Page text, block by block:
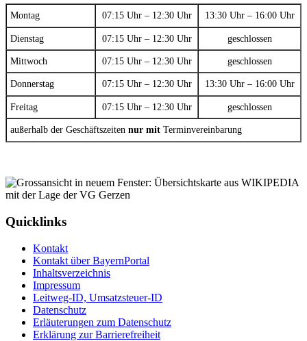
Montag 07:15 Uhr – 12:30 Uhr 13:30 Uhr – 16:00 Uhr
Dienstag 07:15 Uhr – 12:30 Uhr geschlossen
Mittwoch 07:15 Uhr – 12:30 Uhr geschlossen
Donnerstag 07:15 Uhr – 12:30 Uhr 13:30 Uhr – 16:00 Uhr
Freitag 07:15 Uhr – 12:30 Uhr geschlossen
außerhalb der Geschäftszeiten nur mit Terminvereinbarung
Quicklinks
Kontakt
Kontakt über BayernPortal
Inhaltsverzeichnis
Impressum
Leitweg-ID, Umsatzsteuer-ID
Datenschutz
Erläuterungen zum Datenschutz
Erklärung zur Barrierefreiheit